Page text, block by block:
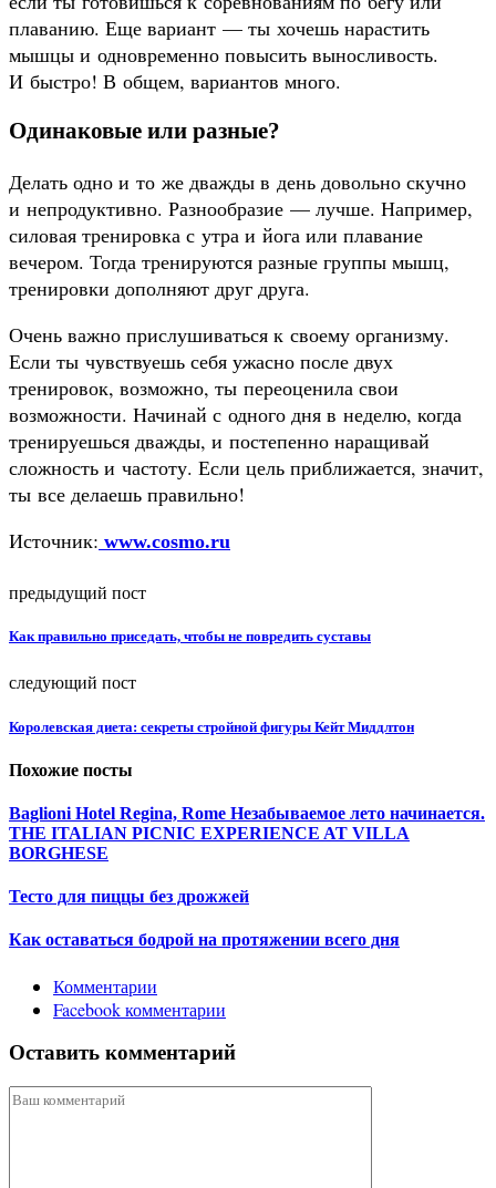
плаванию. Еще вариант — ты хочешь нарастить
мышцы и одновременно повысить выносливость.
И быстро! В общем, вариантов много.
Одинаковые или разные?
Делать одно и то же дважды в день довольно скучно
и непродуктивно. Разнообразие — лучше. Например,
силовая тренировка с утра и йога или плавание
вечером. Тогда тренируются разные группы мышц,
тренировки дополняют друг друга.
Очень важно прислушиваться к своему организму.
Если ты чувствуешь себя ужасно после двух
тренировок, возможно, ты переоценила свои
возможности. Начинай с одного дня в неделю, когда
тренируешься дважды, и постепенно наращивай
сложность и частоту. Если цель приближается, значит,
ты все делаешь правильно!
Источник: www.cosmo.ru
предыдущий пост
Как правильно приседать, чтобы не повредить суставы
следующий пост
Королевская диета: секреты стройной фигуры Кейт Миддлтон
Похожие посты
Baglioni Hotel Regina, Rome Незабываемое лето начинается.
THE ITALIAN PICNIC EXPERIENCE AT VILLA
BORGHESE
Тесто для пиццы без дрожжей
Как оставаться бодрой на протяжении всего дня
Комментарии
Facebook комментарии
Оставить комментарий